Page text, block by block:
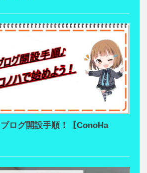
ブログ開設手順！【ConoHa